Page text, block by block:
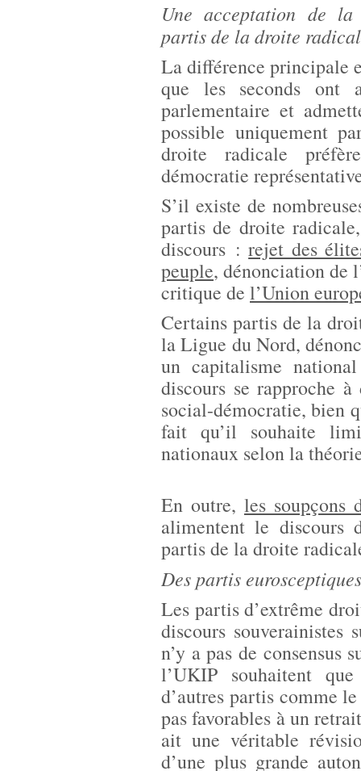
Une acceptation de
partis de la droite
La différence principale
que les seconds ont
parlementaire et
possible uniquement
droite radicale
démocratie
S’il existe de
partis de droite
discours :rejet des
peuple, dénonciation de
critique de l’Union
Certains partis de la
la Ligue du Nord,
un capitalisme
discours se rapproche
social-démocratie, bien
fait qu’il souhaite
nationaux selon la
En outre, les soupçons
alimentent le discours
partis de la droite
Des partis eurosceptiques
Les partis d’extrême
discours
n’y a pas de
l’UKIP souhaitent
d’autres partis comme
pas favorables à un
ait une véritable
d’une plus grande